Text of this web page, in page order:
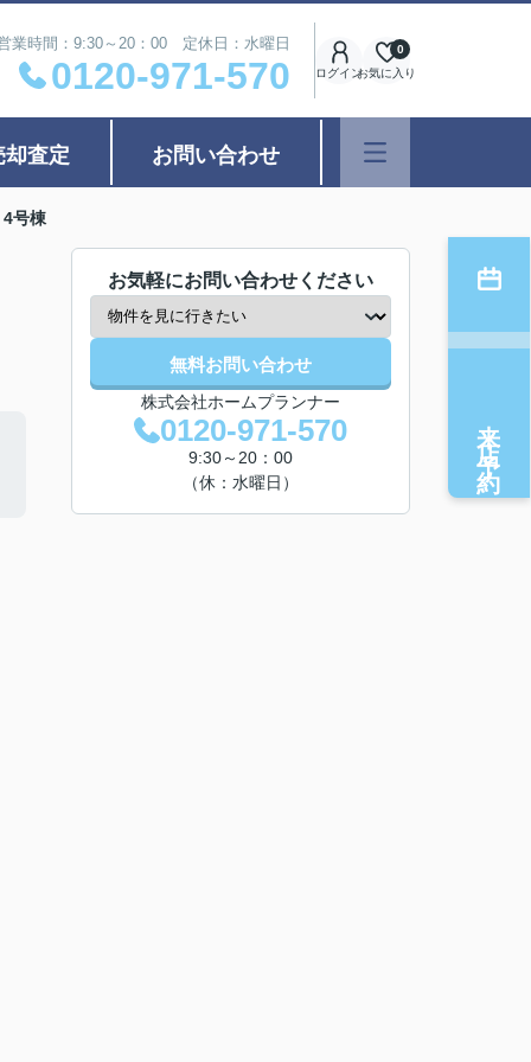
業時間：9:30～20：00 定休日：水曜日
0120-971-570 ログインお気に入り
0
却査定 お問い合わせ
号棟
お気軽にお問い合わせください
無料お問い合わせ
株式会社ホームプランナー
0120-971-570
9:30～20：00
（休：水曜日）
来店予約